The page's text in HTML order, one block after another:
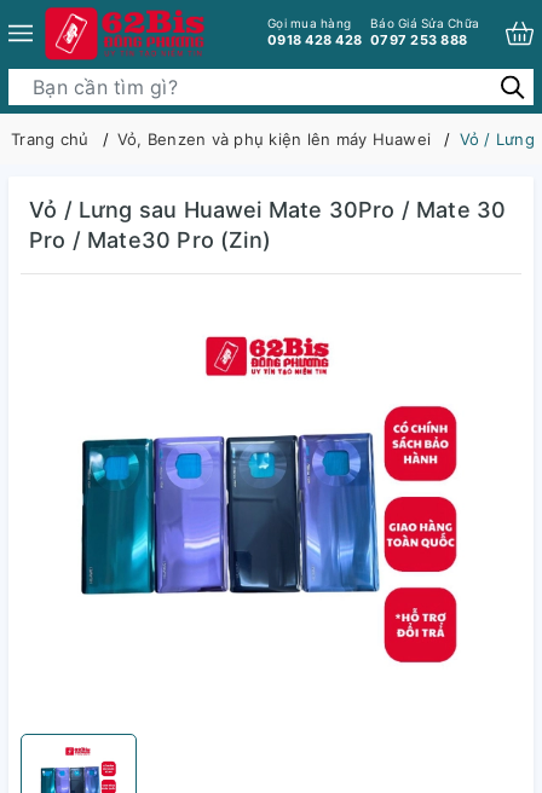
Gọi mua hàng
0918 428 428
Báo Giá Sửa Chữa
0797 253 888
Trang chủ Vỏ, Benzen và phụ kiện lên máy Huawei Vỏ / Lưng
Vỏ / Lưng sau Huawei Mate 30Pro / Mate 30
Pro / Mate30 Pro (Zin)